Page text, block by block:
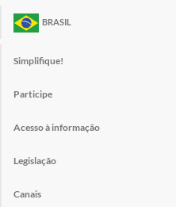
BRASIL
Simplifique!
Participe
Acesso à informação
Legislação
Canais